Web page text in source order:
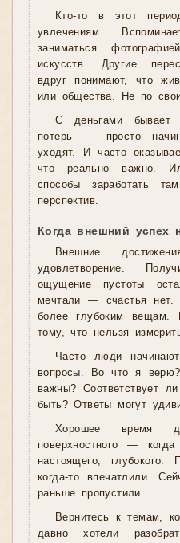
Кто-то в этот
увлечениям.
заниматься
искусств. Другие
вдруг понимают, что
или общества. Не по
С деньгами
потерь — просто
уходят. И часто
что реально важно.
способы заработать
перспектив.
Когда внешний успех
Внешние
удовлетворение.
ощущение пустоты
мечтали — счастья нет.
более глубоким
тому, что нельзя
Часто люди
вопросы. Во что я
важны? Соответствует
быть? Ответы могут
Хорошее время
поверхностного —
настоящего, глубокого.
когда-то впечатлили.
раньше пропустили.
Вернитесь к темам,
давно хотели